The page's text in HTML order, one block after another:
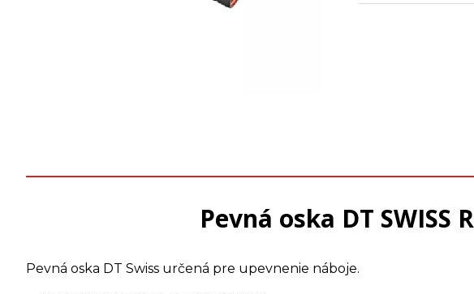
Pevná oska DT SWISS
Pevná oska DT Swiss určená pre upevnenie náboje.